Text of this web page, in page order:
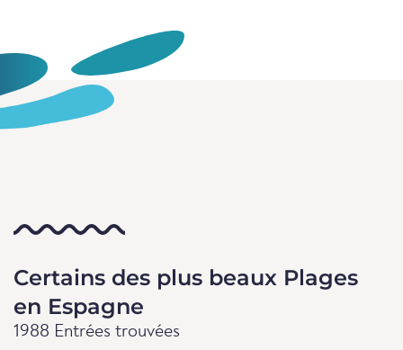
Certains des plus beaux Plages
en Espagne
1988 Entrées trouvées